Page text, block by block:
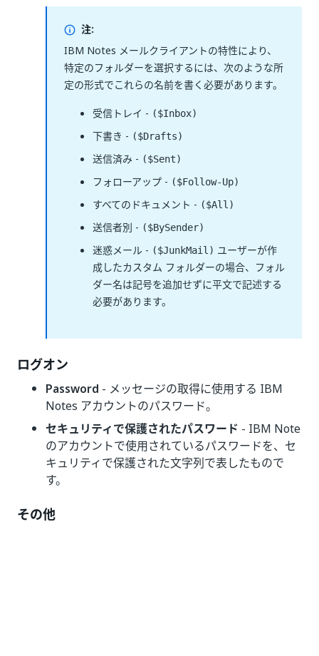
注:
IBM Notes メールクライアントの特性により、
特定のフォルダーを選択するには、次のような所
定の形式でこれらの名前を書く必要があります。
受信トレイ - ($Inbox)
下書き - ($Drafts)
送信済み - ($Sent)
フォローアップ - ($Follow-Up)
すべてのドキュメント - ($All)
送信者別 - ($BySender)
迷惑メール - ($JunkMail) ユーザーが作
成したカスタム フォルダーの場合、フォル
ダー名は記号を追加せずに平文で記述する
必要があります。
ログオン
Password - メッセージの取得に使用する IBM
Notes アカウントのパスワード。
セキュリティで保護されたパスワード - IBM Note
のアカウントで使用されているパスワードを、セ
キュリティで保護された文字列で表したもので
す。
その他